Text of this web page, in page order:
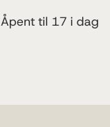
Åpent til 17 i dag